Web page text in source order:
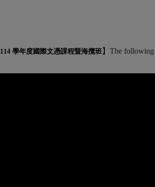
114 學年度國際文憑課程暨海攬班】 The following